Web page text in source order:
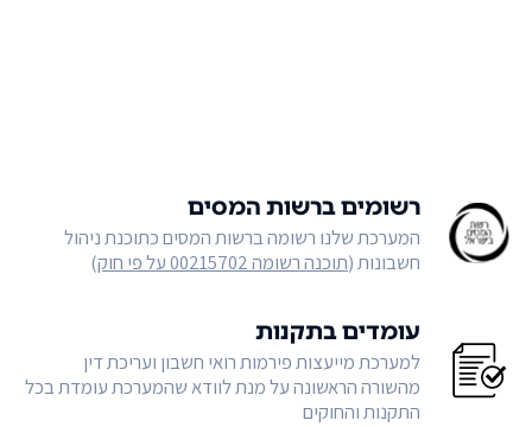
רשומים ברשות המסים
המערכת שלנו רשומה ברשות המסים כתוכנת ניהול
חשבונות (תוכנה רשומה 00215702 על פי חוק )
עומדים בתקנות
למערכת מייעצות פירמות רואי חשבון ועריכת דין
מהשורה הראשונה על מנת לוודא שהמערכת עומדת בכל
התקנות והחוקים